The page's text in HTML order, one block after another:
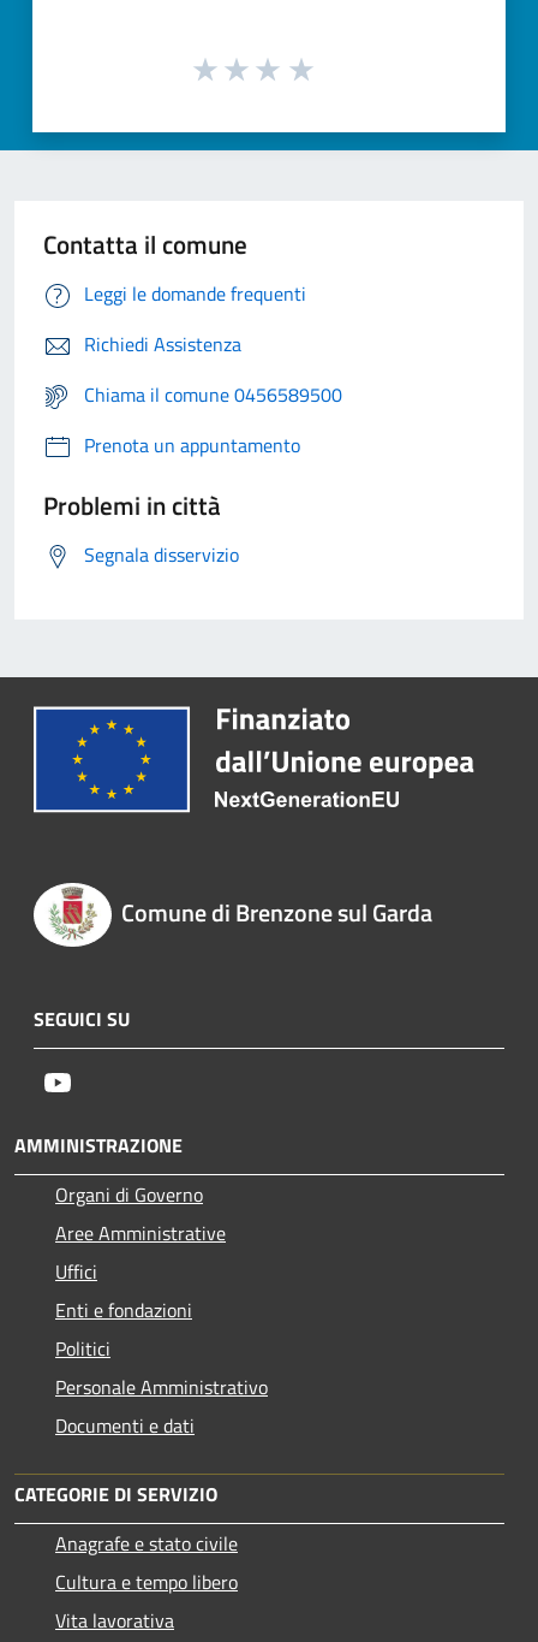
Contatta il comune
Leggi le domande frequenti
Richiedi Assistenza
Chiama il comune 0456589500
Prenota un appuntamento
Problemi in città
Segnala disservizio
Comune di Brenzone sul Garda
SEGUICI SU
AMMINISTRAZIONE
Organi di Governo
Aree Amministrative
Uffici
Enti e fondazioni
Politici
Personale Amministrativo
Documenti e dati
CATEGORIE DI SERVIZIO
Anagrafe e stato civile
Cultura e tempo libero
Vita lavorativa